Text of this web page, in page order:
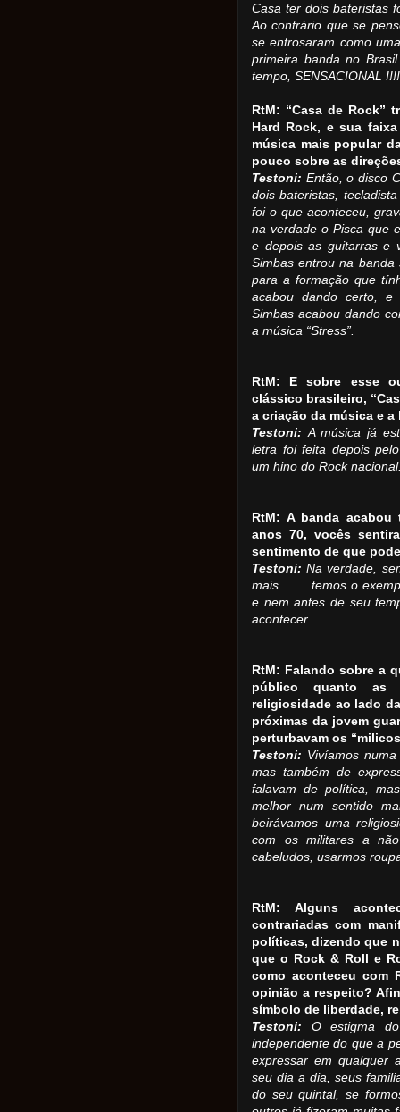
Casa ter dois bateristas
Ao contrário que se
se entrosaram como
primeira banda no
tempo, SENSACIONAL !!!!
RtM: “Casa de Rock”
Hard Rock, e sua
música mais popular
pouco sobre as
Testoni: Então, o disco
dois bateristas,
foi o que aconteceu,
na verdade o Pisca que
e depois as guitarras e
Simbas entrou na
para a formação que
acabou dando certo, e
Simbas acabou dando
a música “Stress”.
RtM: E sobre esse
clássico brasileiro,
a criação da música e a
Testoni: A música já
letra foi feita depois
um hino do Rock
RtM: A banda
anos 70, vocês
sentimento de que
Testoni:Na verdade,
mais........ temos o
e nem antes de seu
acontecer......
RtM: Falando sobre a
público quanto as
religiosidade ao lado
próximas da jovem
perturbavam os
Testoni: Vivíamos
mas também de
falavam de política,
melhor num sentido
beirávamos uma
com os militares a
cabeludos, usarmos
RtM: Alguns
contrariadas com
políticas, dizendo que
que o Rock & Roll e
como aconteceu com
opinião a respeito?
símbolo de liberdade,
Testoni: O estigma
independente do que a
expressar em qualquer
seu dia a dia, seus
do seu quintal, se